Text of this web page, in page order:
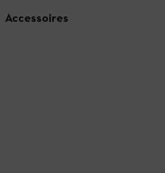
Accessoires